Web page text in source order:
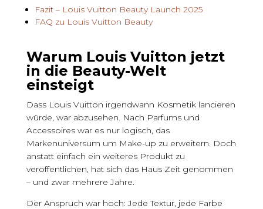
Fazit – Louis Vuitton Beauty Launch 2025
FAQ zu Louis Vuitton Beauty
Warum Louis Vuitton jetzt
in die Beauty-Welt
einsteigt
Dass Louis Vuitton irgendwann Kosmetik lancieren
würde, war abzusehen. Nach Parfums und
Accessoires war es nur logisch, das
Markenuniversum um Make-up zu erweitern. Doch
anstatt einfach ein weiteres Produkt zu
veröffentlichen, hat sich das Haus Zeit genommen
– und zwar mehrere Jahre.
Der Anspruch war hoch: Jede Textur, jede Farbe